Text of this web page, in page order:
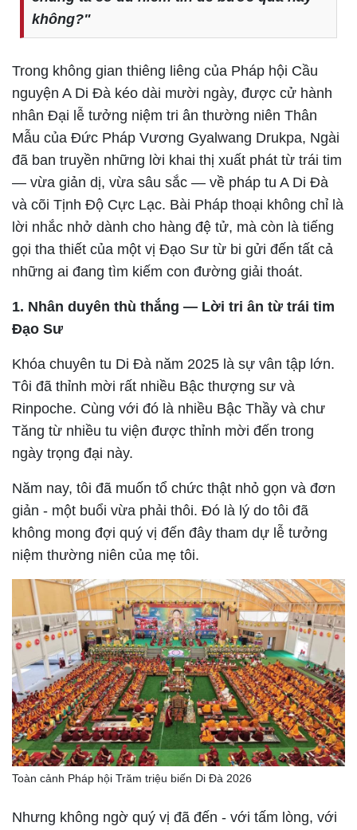
không?"
Trong không gian thiêng liêng của Pháp hội Cầu
nguyện A Di Đà kéo dài mười ngày, được cử hành
nhân Đại lễ tưởng niệm tri ân thường niên Thân
Mẫu của Đức Pháp Vương Gyalwang Drukpa, Ngài
đã ban truyền những lời khai thị xuất phát từ trái tim
— vừa giản dị, vừa sâu sắc — về pháp tu A Di Đà
và cõi Tịnh Độ Cực Lạc. Bài Pháp thoại không chỉ là
lời nhắc nhở dành cho hàng đệ tử, mà còn là tiếng
gọi tha thiết của một vị Đạo Sư từ bi gửi đến tất cả
những ai đang tìm kiếm con đường giải thoát.
1. Nhân duyên thù thắng — Lời tri ân từ trái tim
Đạo Sư
Khóa chuyên tu Di Đà năm 2025 là sự vân tập lớn.
Tôi đã thỉnh mời rất nhiều Bậc thượng sư và
Rinpoche. Cùng với đó là nhiều Bậc Thầy và chư
Tăng từ nhiều tu viện được thỉnh mời đến trong
ngày trọng đại này.
Năm nay, tôi đã muốn tổ chức thật nhỏ gọn và đơn
giản - một buổi vừa phải thôi. Đó là lý do tôi đã
không mong đợi quý vị đến đây tham dự lễ tưởng
niệm thường niên của mẹ tôi.
Toàn cảnh Pháp hội Trăm triệu biến Di Đà 2026
Nhưng không ngờ quý vị đã đến - với tấm lòng, với